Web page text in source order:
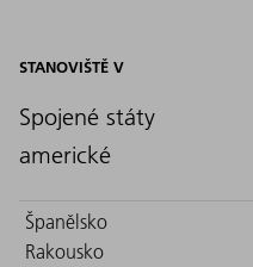
STANOVIŠTĚ V
Spojené státy
americké
Španělsko
Rakousko